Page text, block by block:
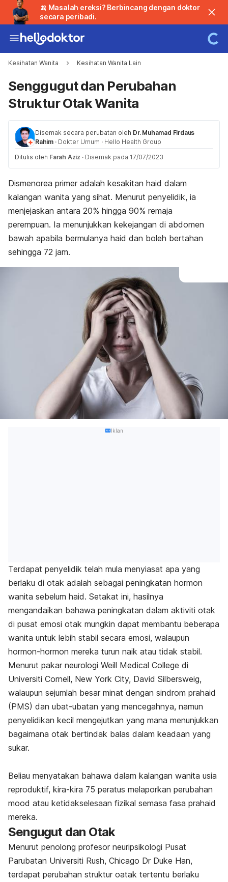
🍌 Masalah ereksi? Berbincang dengan doktor
secara peribadi.
Kesihatan Wanita Kesihatan Wanita Lain
Senggugut dan Perubahan
Struktur Otak Wanita
Disemak secara perubatan oleh Dr. Muhamad Firdaus
Rahim · Dokter Umum · Hello Health Group
Ditulis oleh Farah Aziz · Disemak pada 17/07/2023
Dismenorea primer adalah kesakitan haid dalam
kalangan wanita yang sihat. Menurut penyelidik, ia
menjejaskan antara 20% hingga 90% remaja
perempuan. Ia menunjukkan kekejangan di abdomen
bawah apabila bermulanya haid dan boleh bertahan
sehingga 72 jam.
Iklan
Terdapat penyelidik telah mula menyiasat apa yang
berlaku di otak adalah sebagai peningkatan hormon
wanita sebelum haid. Setakat ini, hasilnya
mengandaikan bahawa peningkatan dalam aktiviti otak
di pusat emosi otak mungkin dapat membantu beberapa
wanita untuk lebih stabil secara emosi, walaupun
hormon-hormon mereka turun naik atau tidak stabil.
Menurut pakar neurologi Weill Medical College di
Universiti Cornell, New York City, David Silbersweig,
walaupun sejumlah besar minat dengan sindrom prahaid
(PMS) dan ubat-ubatan yang mencegahnya, namun
penyelidikan kecil mengejutkan yang mana menunjukkan
bagaimana otak bertindak balas dalam keadaan yang
sukar.
Beliau menyatakan bahawa dalam kalangan wanita usia
reproduktif, kira-kira 75 peratus melaporkan perubahan
mood atau ketidakselesaan fizikal semasa fasa prahaid
mereka.
Sengugut dan Otak
Menurut penolong profesor neuripsikologi Pusat
Parubatan Universiti Rush, Chicago Dr Duke Han,
terdapat perubahan struktur oatak tertentu berlaku